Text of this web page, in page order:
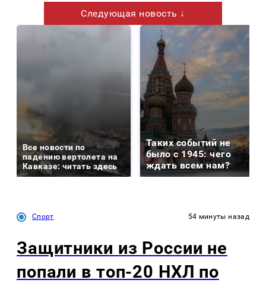
Следующая новость ↓
Все новости по
падению вертолета на
Кавказе: читать здесь
Таких событий не
было с 1945: чего
ждать всем нам?
Спорт 54 минуты назад
Защитники из России не
попали в топ-20 НХЛ по